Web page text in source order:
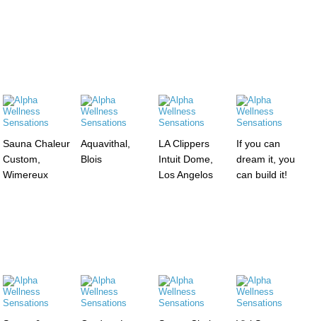
Sauna Chaleur
Custom,
Wimereux
Aquavithal,
Blois
LA Clippers
Intuit Dome,
Los Angelos
If you can
dream it, you
can build it!